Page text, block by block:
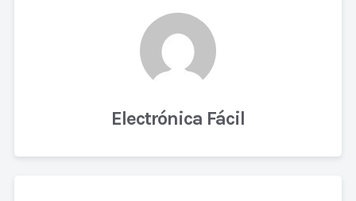
Electrónica Fácil